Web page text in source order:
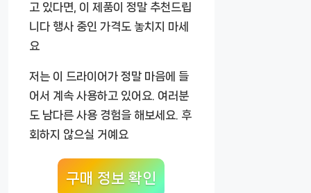
고 있다면, 이 제품이 정말 추천드립
니다 행사 중인 가격도 놓치지 마세
요
저는 이 드라이어가 정말 마음에 들
어서 계속 사용하고 있어요. 여러분
도 남다른 사용 경험을 해보세요. 후
회하지 않으실 거예요
구매 정보 확인